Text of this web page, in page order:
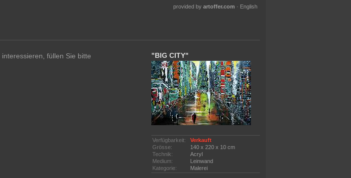
provided by artoffer.com · English
interessieren, füllen Sie bitte
"BIG CITY"
Verfügbarkeit:
Verkauft
Grösse:
140 x 220 x 10 cm
Technik:
Acryl
Medium:
Leinwand
Kategorie:
Malerei